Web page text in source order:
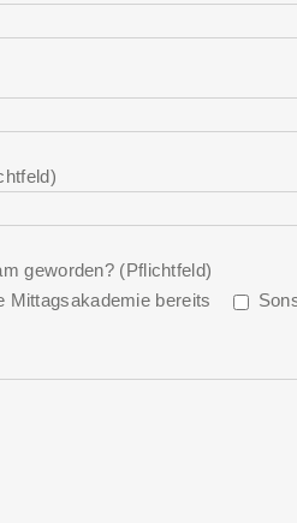
geworden? (Pflichtfeld)
Mittagsakademie bereits